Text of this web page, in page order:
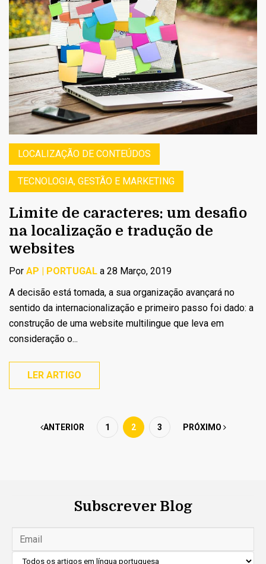
LOCALIZAÇÃO DE CONTEÚDOS
TECNOLOGIA, GESTÃO E MARKETING
Limite de caracteres: um desafio
na localização e tradução de
websites
Por AP | PORTUGAL a 28 Março, 2019
A decisão está tomada, a sua organização avançará no
sentido da internacionalização e primeiro passo foi dado: a
construção de uma website multilingue que leva em
consideração o...
LER ARTIGO
ANTERIOR 1 2 3 PRÓXIMO
Subscrever Blog